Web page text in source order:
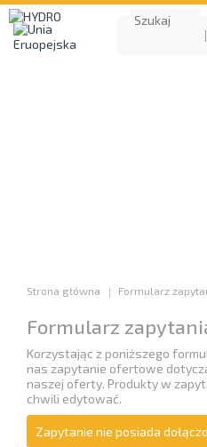
Strona główna Formularz
Formularz
Korzystając z poniższego
nas zapytanie ofertowe
naszej oferty. Produkty w
chwili edytować.
Zapytanie nie posiada